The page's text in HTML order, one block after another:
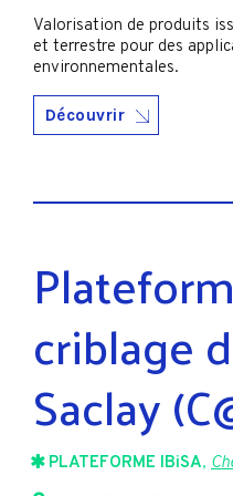
Valorisation de produits
et terrestre pour des
environnementales.
Découvrir
criblage
Saclay
PLATEFORME IBiSA,